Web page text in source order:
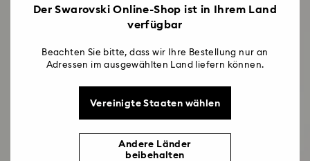
2 - Footer
Der Swarovski Online-Shop ist in Ihrem Land
verfügbar
Beachten Sie bitte, dass wir Ihre Bestellung nur an
Adressen im ausgewählten Land liefern können.
Vereinigte Staaten wählen
Andere Länder
beibehalten